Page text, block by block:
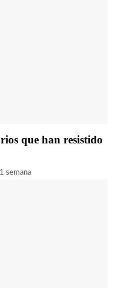
que han resistido
semana